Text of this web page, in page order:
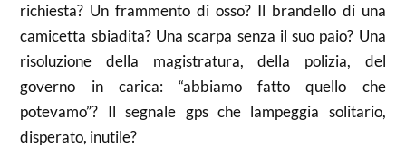
richiesta? Un frammento di osso? Il brandello di una
camicetta sbiadita? Una scarpa senza il suo paio? Una
risoluzione della magistratura, della polizia, del
governo in carica: “abbiamo fatto quello che
potevamo”? Il segnale gps che lampeggia solitario,
disperato, inutile?